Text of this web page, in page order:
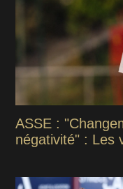
ASSE :
négativité" : Les